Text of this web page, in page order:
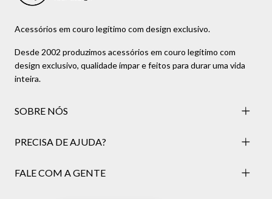
Acessórios em couro legítimo com design exclusivo.
Desde 2002 produzimos acessórios em couro legítimo com
design exclusivo, qualidade ímpar e feitos para durar uma vida
inteira.
SOBRE NÓS
PRECISA DE AJUDA?
FALE COM A GENTE